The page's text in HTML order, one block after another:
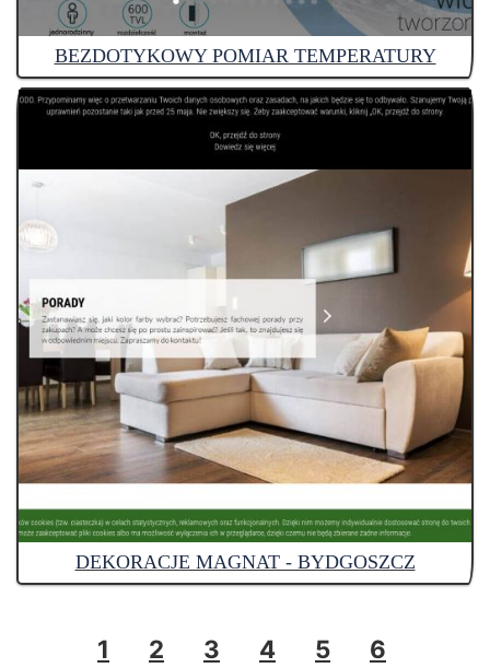
BEZDOTYKOWY POMIAR TEMPERATURY
DEKORACJE MAGNAT - BYDGOSZCZ
1 2 3 4 5
6